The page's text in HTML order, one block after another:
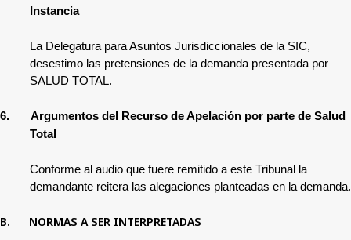
Instancia
La Delegatura para Asuntos Jurisdiccionales de la SIC,
desestimo las pretensiones de la demanda presentada por
SALUD TOTAL.
6.
Argumentos del Recurso de Apelación por parte de Salud
Total
Conforme al audio que fuere remitido a este Tribunal la
demandante reitera las alegaciones planteadas en la demanda.
B. NORMAS A SER INTERPRETADAS